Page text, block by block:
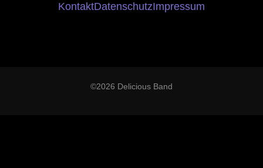
KontaktDatenschutzImpressum
©2026 Delicious Band